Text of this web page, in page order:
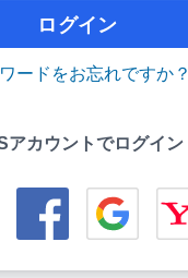
ログイン
ードをお忘れですか？
アカウントでログイン